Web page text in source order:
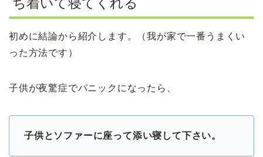
初めに結論から紹介します。（我が家で一番うまくい
った方法です）
子供が夜驚症でパニックになったら、
子供とソファーに座って添い寝して下さい。